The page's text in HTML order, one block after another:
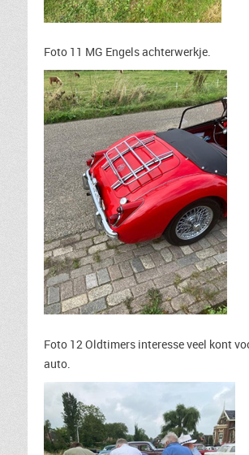
Foto 11 MG Engels achterwerkje.
Foto 12 Oldtimers interesse veel kont
auto.